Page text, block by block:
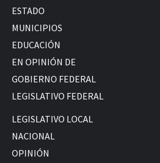
ESTADO
MUNICIPIOS
EDUCACIÓN
EN OPINIÓN DE
GOBIERNO FEDERAL
LEGISLATIVO FEDERAL
LEGISLATIVO LOCAL
NACIONAL
OPINIÓN